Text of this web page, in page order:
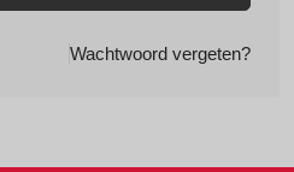
Wachtwoord vergeten?